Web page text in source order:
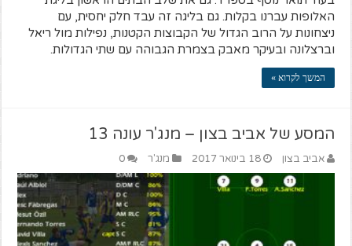
האלופות עברנו בקלות. גם בליגה זה עבד חלק יחסית, עם
ניצחונות על הרוב הגדול של הקבוצות הקטנות, נפילות מול ריאל
וברצלונה ובעיקר מאבק בצמרת הגבוהה עם שתי הגדולות.
המשך לקרוא »
המסע של אביב בצון – מנג'ר עונה 13
אביב בצון 18 בינואר 2017 מנג'ר 0